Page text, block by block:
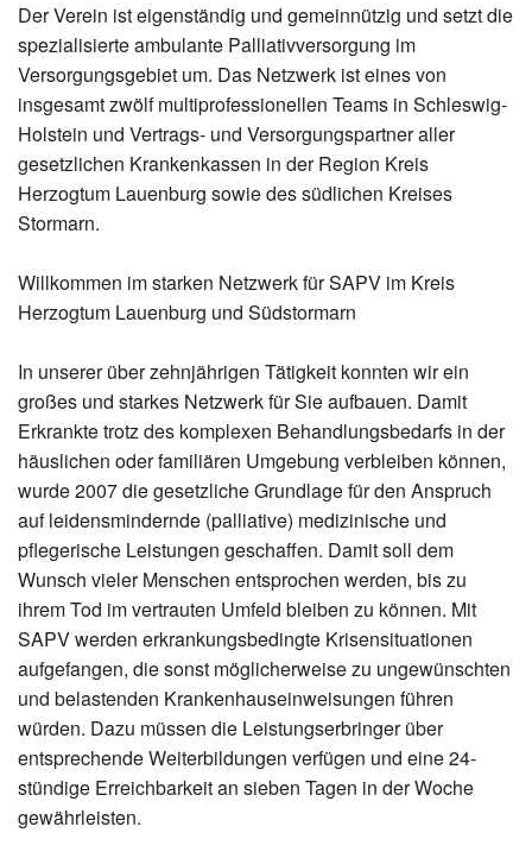
Der Verein ist eigenständig und gemeinnützig und setzt die
spezialisierte ambulante Palliativversorgung im
Versorgungsgebiet um. Das Netzwerk ist eines von
insgesamt zwölf multiprofessionellen Teams in Schleswig-
Holstein und Vertrags- und Versorgungspartner aller
gesetzlichen Krankenkassen in der Region Kreis
Herzogtum Lauenburg sowie des südlichen Kreises
Stormarn.
Willkommen im starken Netzwerk für SAPV im Kreis
Herzogtum Lauenburg und Südstormarn
In unserer über zehnjährigen Tätigkeit konnten wir ein
großes und starkes Netzwerk für Sie aufbauen. Damit
Erkrankte trotz des komplexen Behandlungsbedarfs in der
häuslichen oder familiären Umgebung verbleiben können,
wurde 2007 die gesetzliche Grundlage für den Anspruch
auf leidensmindernde (palliative) medizinische und
pflegerische Leistungen geschaffen. Damit soll dem
Wunsch vieler Menschen entsprochen werden, bis zu
ihrem Tod im vertrauten Umfeld bleiben zu können. Mit
SAPV werden erkrankungsbedingte Krisensituationen
aufgefangen, die sonst möglicherweise zu ungewünschten
und belastenden Krankenhauseinweisungen führen
würden. Dazu müssen die Leistungserbringer über
entsprechende Weiterbildungen verfügen und eine 24-
stündige Erreichbarkeit an sieben Tagen in der Woche
gewährleisten.